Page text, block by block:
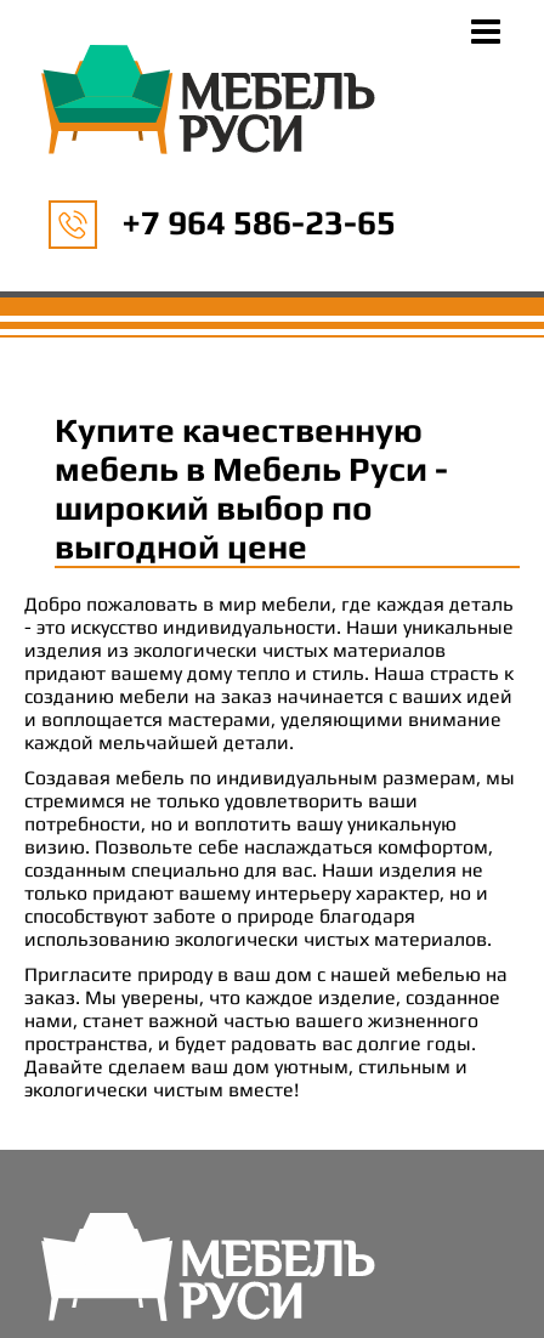
+7 964 586-23-65
Купите качественную
мебель в Мебель Руси -
широкий выбор по
выгодной цене
Добро пожаловать в мир мебели, где каждая деталь
- это искусство индивидуальности. Наши уникальные
изделия из экологически чистых материалов
придают вашему дому тепло и стиль. Наша страсть к
созданию мебели на заказ начинается с ваших идей
и воплощается мастерами, уделяющими внимание
каждой мельчайшей детали.
Создавая мебель по индивидуальным размерам, мы
стремимся не только удовлетворить ваши
потребности, но и воплотить вашу уникальную
визию. Позвольте себе наслаждаться комфортом,
созданным специально для вас. Наши изделия не
только придают вашему интерьеру характер, но и
способствуют заботе о природе благодаря
использованию экологически чистых материалов.
Пригласите природу в ваш дом с нашей мебелью на
заказ. Мы уверены, что каждое изделие, созданное
нами, станет важной частью вашего жизненного
пространства, и будет радовать вас долгие годы.
Давайте сделаем ваш дом уютным, стильным и
экологически чистым вместе!